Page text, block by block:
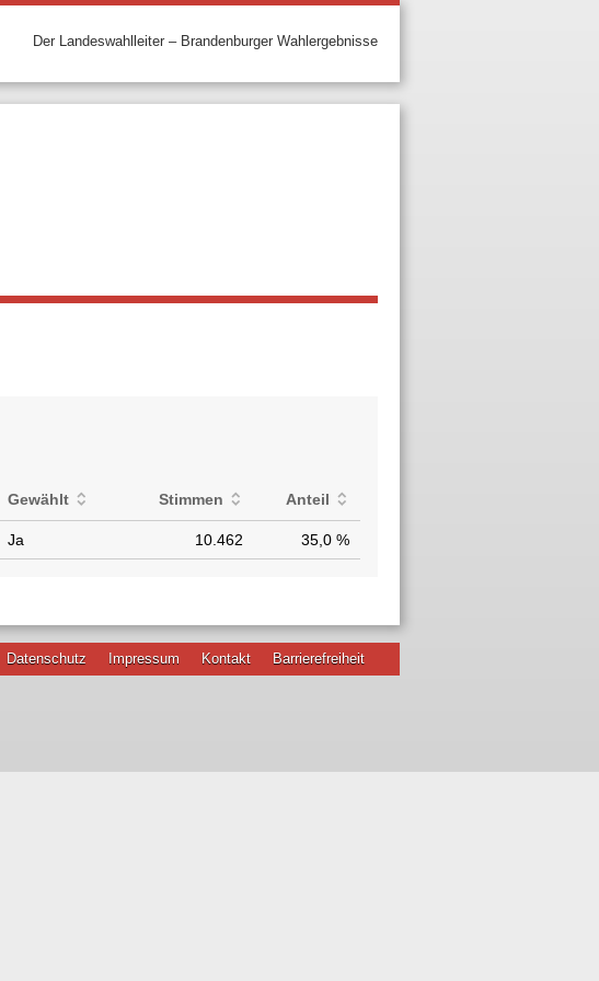
Der Landeswahlleiter – Brandenburger Wahlergebnisse
Gewählt Stimmen Anteil
Ja 10.462 35,0 %
Datenschutz Impressum Kontakt Barrierefreiheit